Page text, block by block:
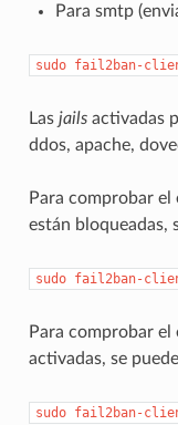
Para smtp
sudo fail2ban-
Las jailsactivadas
ddos, apache,
Para comprobar el
están bloqueadas,
sudo fail2ban-
Para comprobar
activadas, se
sudo fail2ban-